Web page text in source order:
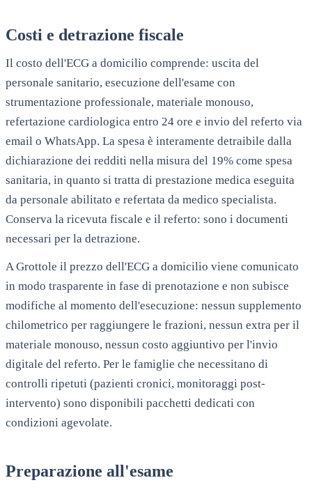
Costi e detrazione fiscale
Il costo dell'ECG a domicilio comprende: uscita del
personale sanitario, esecuzione dell'esame con
strumentazione professionale, materiale monouso,
refertazione cardiologica entro 24 ore e invio del referto via
email o WhatsApp. La spesa è interamente detraibile dalla
dichiarazione dei redditi nella misura del 19% come spesa
sanitaria, in quanto si tratta di prestazione medica eseguita
da personale abilitato e refertata da medico specialista.
Conserva la ricevuta fiscale e il referto: sono i documenti
necessari per la detrazione.
A Grottole il prezzo dell'ECG a domicilio viene comunicato
in modo trasparente in fase di prenotazione e non subisce
modifiche al momento dell'esecuzione: nessun supplemento
chilometrico per raggiungere le frazioni, nessun extra per il
materiale monouso, nessun costo aggiuntivo per l'invio
digitale del referto. Per le famiglie che necessitano di
controlli ripetuti (pazienti cronici, monitoraggi post-
intervento) sono disponibili pacchetti dedicati con
condizioni agevolate.
Preparazione all'esame